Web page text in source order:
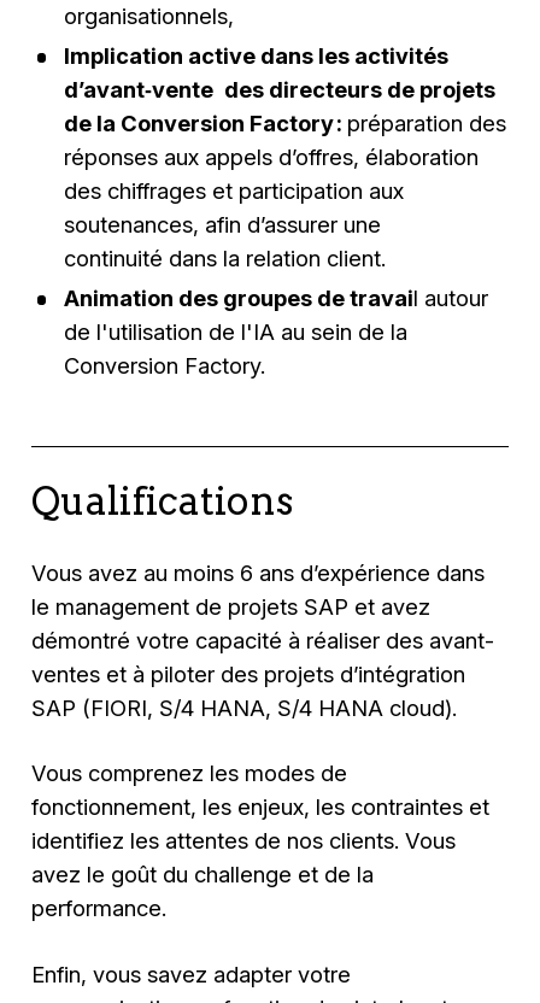
organisationnels,
Implication active dans les activités
d’avant‑vente des directeurs de projets
de la Conversion Factory : préparation des
réponses aux appels d’offres, élaboration
des chiffrages et participation aux
soutenances, afin d’assurer une
continuité dans la relation client.
Animation des groupes de travail autour
de l'utilisation de l'IA au sein de la
Conversion Factory.
Qualifications
Vous avez au moins 6 ans d’expérience dans
le management de projets SAP et avez
démontré votre capacité à réaliser des avant-
ventes et à piloter des projets d’intégration
SAP (FIORI, S/4 HANA, S/4 HANA cloud).
Vous comprenez les modes de
fonctionnement, les enjeux, les contraintes et
identifiez les attentes de nos clients. Vous
avez le goût du challenge et de la
performance.
Enfin, vous savez adapter votre